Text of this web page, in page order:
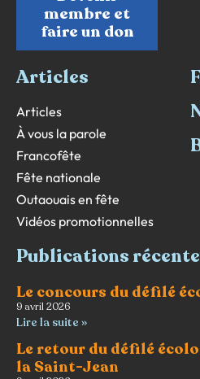
membre et
faire un don
Articles
Articles
À vous la parole
Francofête
Fête nationale
Outaouais en fête
Vidéos promotionnelles
Publications
Le concours du défilé
9 avril 2026
Lire la suite »
Le retour du défilé
la Saint-Jean